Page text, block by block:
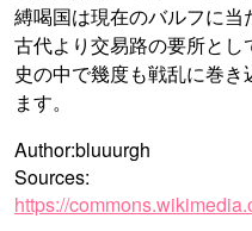
縛喝国は現在のバルフに当
古代より交易路の要所と
史の中で幾度も戦乱に巻
ます。
Author:bluuurgh
Sources:
https://